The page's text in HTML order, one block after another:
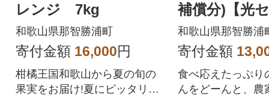
レンジ 7kg
和歌山県那智勝浦町
寄付金額 16,000円
柑橘王国和歌山から夏の旬の
果実をお届け!夏にピッタリの
補償分)【光
選果】【訳あ
和歌山県那智勝浦
寄付金額
食べ応えたっぷり
んをどーんと、農